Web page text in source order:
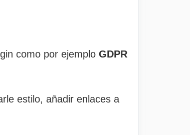
como por ejemplo GDPR
estilo, añadir enlaces a